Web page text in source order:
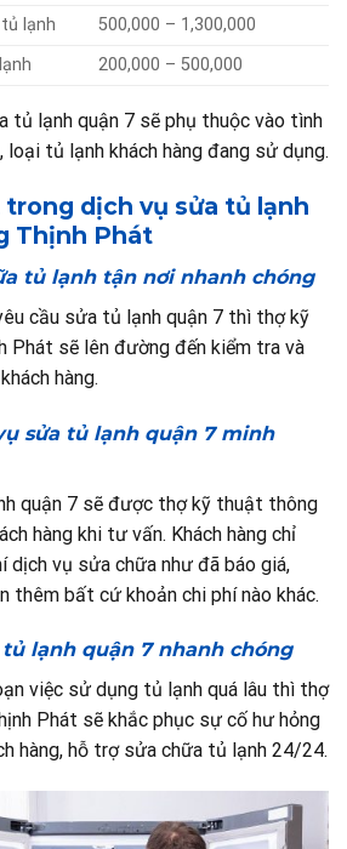
lạnh
500,000 – 1,300,000
200,000 – 500,000
tủ lạnh quận 7 sẽ phụ thuộc vào tình
tủ lạnh khách hàng đang sử dụng.
trong dịch vụ sửa tủ lạnh
Thịnh Phát
tủ lạnh tận nơi nhanh chóng
cầu sửa tủ lạnh quận 7 thì thợ kỹ
Phát sẽ lên đường đến kiểm tra và
hàng.
sửa tủ lạnh quận 7 minh
quận 7 sẽ được thợ kỹ thuật thông
hàng khi tư vấn. Khách hàng chỉ
dịch vụ sửa chữa như đã báo giá,
thêm bất cứ khoản chi phí nào khác.
tủ lạnh quận 7 nhanh chóng
việc sử dụng tủ lạnh quá lâu thì thợ
Phát sẽ khắc phục sự cố hư hỏng
hàng, hỗ trợ sửa chữa tủ lạnh 24/24.